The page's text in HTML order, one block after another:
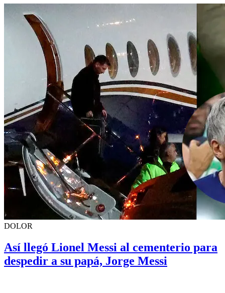
DOLOR
Así llegó Lionel Messi al cementerio para
despedir a su papá, Jorge Messi